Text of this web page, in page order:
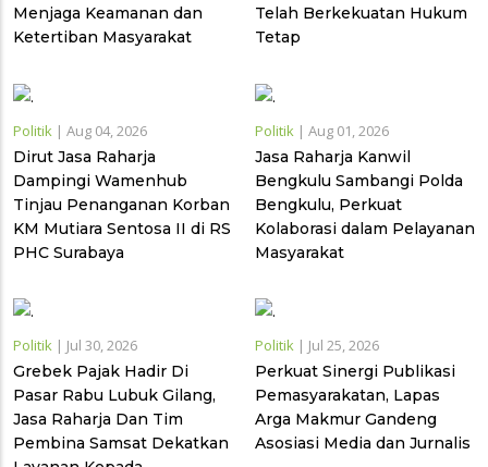
Menjaga Keamanan dan
Ketertiban Masyarakat
Telah Berkekuatan Hukum
Tetap
Politik | Aug 04, 2026
Dirut Jasa Raharja
Dampingi Wamenhub
Tinjau Penanganan Korban
KM Mutiara Sentosa II di RS
PHC Surabaya
Politik | Aug 01, 2026
Jasa Raharja Kanwil
Bengkulu Sambangi Polda
Bengkulu, Perkuat
Kolaborasi dalam Pelayanan
Masyarakat
Politik | Jul 30, 2026
Grebek Pajak Hadir Di
Pasar Rabu Lubuk Gilang,
Jasa Raharja Dan Tim
Pembina Samsat Dekatkan
Politik | Jul 25, 2026
Perkuat Sinergi Publikasi
Pemasyarakatan, Lapas
Arga Makmur Gandeng
Asosiasi Media dan Jurnalis